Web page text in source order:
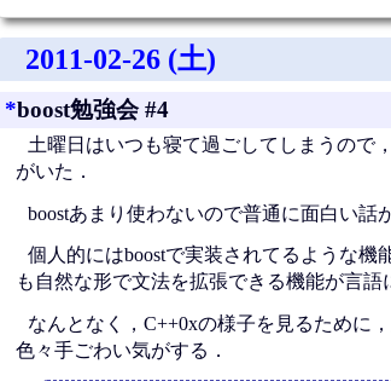
2011-02-26 (土)
*boost勉強会 #4
土曜日はいつも寝て過ごしてしまうので
がいた．
boostあまり使わないので普通に面白い話
個人的にはboostで実装されてるような
も自然な形で文法を拡張できる機能が言語
なんとなく，C++0xの様子を見るために
色々手ごわい気がする．